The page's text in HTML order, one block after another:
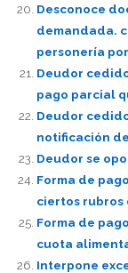
Desconoce
demandada.
personería
Deudor
pago parcial
Deudor
notificación
Deudor se
Forma de
ciertos
Forma de
cuota
Interpone